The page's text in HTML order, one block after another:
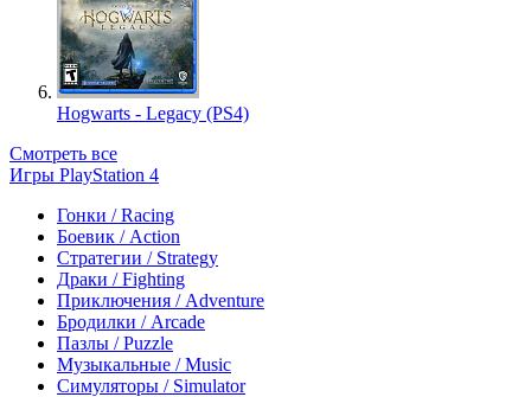
Hogwarts - Legacy (PS4)
Смотреть все
Игры PlayStation 4
Гонки / Racing
Боевик / Action
Стратегии / Strategy
Драки / Fighting
Приключения / Adventure
Бродилки / Arcade
Пазлы / Puzzle
Музыкальные / Music
Симуляторы / Simulator